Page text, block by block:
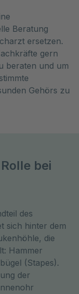
Beratung
ersetzen.
gern
beraten und um
Gehörs zu
bei
des
sich hinter dem
die
Hammer
(Stapes).
der